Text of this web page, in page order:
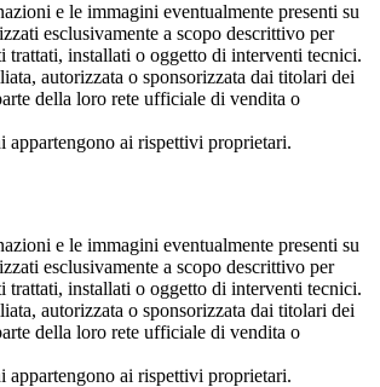
e le immagini eventualmente presenti su
esclusivamente a scopo descrittivo per
trattati, installati o oggetto di interventi tecnici.
autorizzata o sponsorizzata dai titolari dei
della loro rete ufficiale di vendita o
appartengono ai rispettivi proprietari.
e le immagini eventualmente presenti su
esclusivamente a scopo descrittivo per
trattati, installati o oggetto di interventi tecnici.
autorizzata o sponsorizzata dai titolari dei
della loro rete ufficiale di vendita o
appartengono ai rispettivi proprietari.